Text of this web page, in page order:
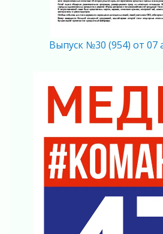
04 августа 2026
04 августа 2026
Память, сталь и музыка
04 августа 2026
Регион готовится к выборам
04 августа 2026
Никакого принуждения,
согласие
04 августа 2026
Без риска для здоровья и
Важная информация
Выпуск №30 (954) от 07